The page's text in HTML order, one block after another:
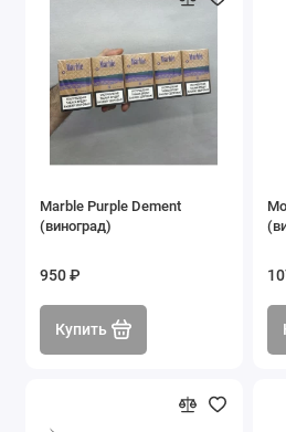
Marble Purple Dement
(виноград)
950 ₽
Купить